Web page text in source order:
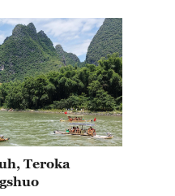
Teroka